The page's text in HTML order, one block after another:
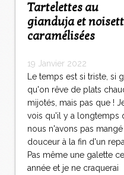
Tartelettes au
gianduja et
caramélisées
19 Janvier 2022
Le temps est si triste, si
qu'on rêve de plats
mijotés, mais pas que !
vois qu'il y a longtemps
nous n'avons pas
douceur à la fin d'un
Pas même une galette
année et je ne craquerai